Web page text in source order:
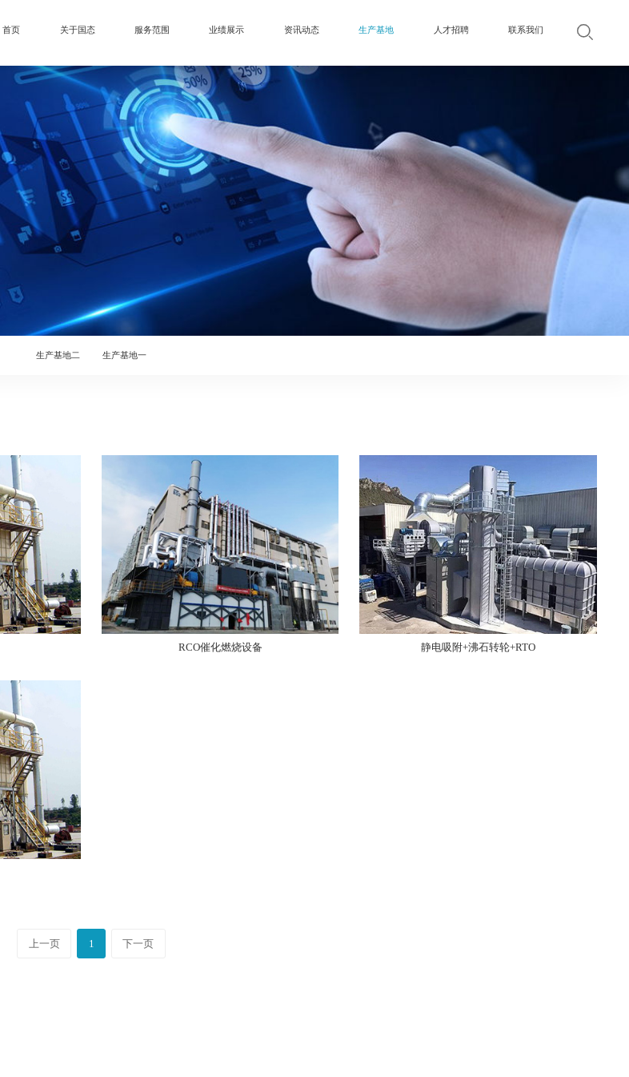
首页 关于国态 服务范围 业绩展示 资讯动态 生产基地 人才招聘 联系我们
生产基地二 生产基地一
RCO催化燃烧设备 静电吸附+沸石转轮+RTO
上一页 1 下一页